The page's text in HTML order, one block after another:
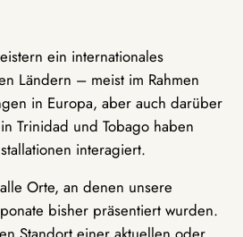
ein internationales
Ländern – meist im Rahmen
in Europa, aber auch darüber
Trinidad und Tobago haben
interagiert.
Orte, an denen unsere
bisher präsentiert wurden.